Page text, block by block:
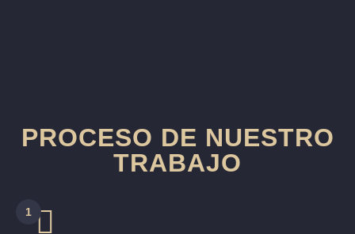
PROCESO DE NUESTRO
TRABAJO
1